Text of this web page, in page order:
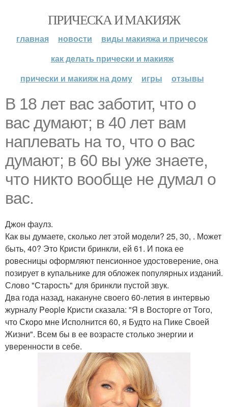
ПРИЧЕСКА И МАКИЯЖ
главная новости
виды макияжа и причесок
как делать прически и макияж
прически и макияж на дому
игры отзывы
В 18 лет вас заботит, что о
вас думают; в 40 лет вам
наплевать на то, что о вас
думают; в 60 вы уже знаете,
что никто вообще не думал о
вас.
Джон фаулз.
Как вы думаете, сколько лет этой модели? 25, 30, . Может
быть, 40? Это Кристи бринкли, ей 61. И пока ее
ровесницы оформляют пенсионное удостоверение, она
позирует в купальнике для обложек популярных изданий.
Слово "Старость" для бринкли пустой звук.
Два года назад, накануне своего 60-летия в интервью
журналу People Кристи сказала: "Я в Восторге от Того,
что Скоро мне Исполнится 60, я Будто на Пике Своей
Жизни". Всем бы в ее возрасте столько энергии и
уверенности в себе.